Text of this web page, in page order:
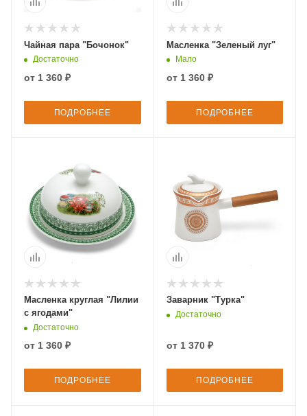
Чайная пара "Бочонок"
Достаточно
от 1 360 ₽
ПОДРОБНЕЕ
Масленка "Зеленый луг"
Мало
от 1 360 ₽
ПОДРОБНЕЕ
Масленка круглая "Лилии
с ягодами"
Достаточно
от 1 360 ₽
ПОДРОБНЕЕ
Заварник "Турка"
Достаточно
от 1 370 ₽
ПОДРОБНЕЕ